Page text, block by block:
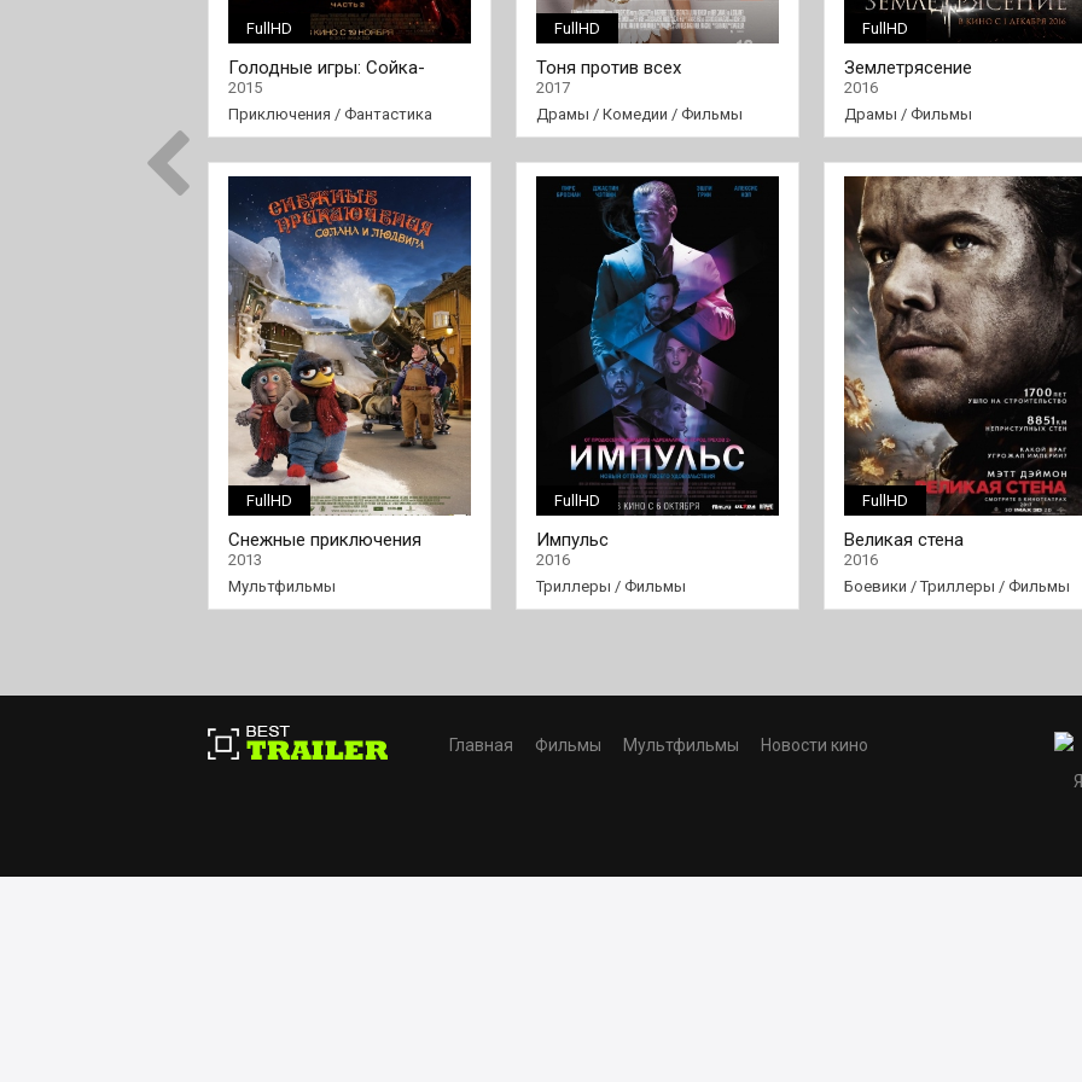
FullHD
Голодные игры: Сойка-
пересмешница. Часть II
2015
Приключения / Фантастика
FullHD
Снежные приключения
Солана и Людвига
2013
Мультфильмы
FullHD
Тоня против всех
2017
Драмы / Комедии / Фильмы
FullHD
Импульс
2016
Триллеры / Фильмы
FullHD
Землетрясение
2016
Драмы / Фильмы
FullHD
Великая стена
2016
Боевики /Триллеры / Фильмы
Главная Фильмы Мультфильмы Новости кино